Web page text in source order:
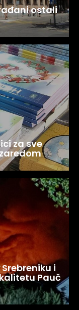
ostali
za sve
i
Pauč